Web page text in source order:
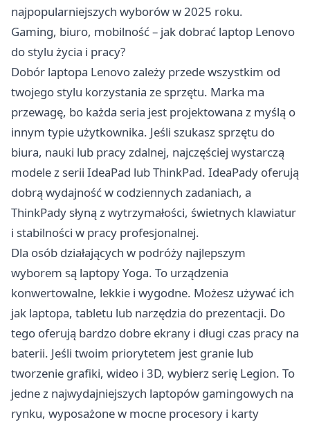
najpopularniejszych wyborów w 2025 roku.
Gaming, biuro, mobilność – jak dobrać laptop Lenovo
do stylu życia i pracy?
Dobór laptopa Lenovo zależy przede wszystkim od
twojego stylu korzystania ze sprzętu. Marka ma
przewagę, bo każda seria jest projektowana z myślą o
innym typie użytkownika. Jeśli szukasz sprzętu do
biura, nauki lub pracy zdalnej, najczęściej wystarczą
modele z serii IdeaPad lub ThinkPad. IdeaPady oferują
dobrą wydajność w codziennych zadaniach, a
ThinkPady słyną z wytrzymałości, świetnych klawiatur
i stabilności w pracy profesjonalnej.
Dla osób działających w podróży najlepszym
wyborem są laptopy Yoga. To urządzenia
konwertowalne, lekkie i wygodne. Możesz używać ich
jak laptopa, tabletu lub narzędzia do prezentacji. Do
tego oferują bardzo dobre ekrany i długi czas pracy na
baterii. Jeśli twoim priorytetem jest granie lub
tworzenie grafiki, wideo i 3D, wybierz serię Legion. To
jedne z najwydajniejszych laptopów gamingowych na
rynku, wyposażone w mocne procesory i karty